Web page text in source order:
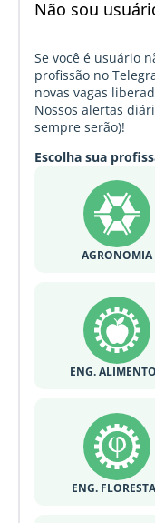
Não sou
Se você é usuário
profissão no
novas vagas
Nossos alertas
sempre serão)!
Escolha sua
AGRONOMIA
ENG.
ENG.